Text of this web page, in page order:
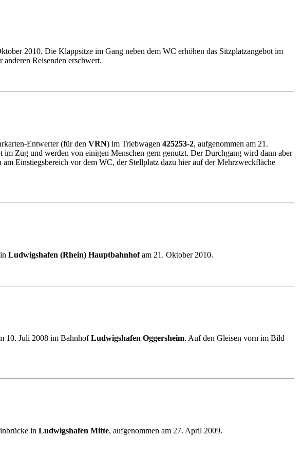
2010. Die Klappsitze im Gang neben dem WC erhöhen das Sitzplatzangebot im
Reisenden erschwert.
Entwerter (für den VRN) im Triebwagen 425253-2, aufgenommen am 21.
Zug und werden von einigen Menschen gern genutzt. Der Durchgang wird dann aber
Einstiegsbereich vor dem WC, der Stellplatz dazu hier auf der Mehrzweckfläche
Ludwigshafen (Rhein) Hauptbahnhofam 21. Oktober 2010.
10. Juli 2008 im BahnhofLudwigshafen Oggersheim. Auf den Gleisen vorn im Bild
in Ludwigshafen Mitte, aufgenommen am 27. April 2009.